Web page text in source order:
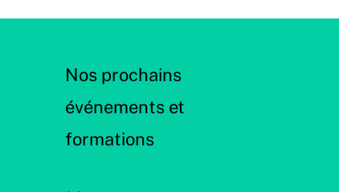
Nos prochains
événements et
formations